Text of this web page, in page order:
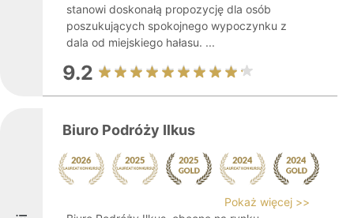
stanowi doskonałą propozycję dla osób
poszukujących spokojnego wypoczynku z
dala od miejskiego hałasu. ...
9.2
Biuro Podróży Ilkus
Pokaż więcej >>